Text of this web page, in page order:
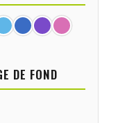
DE FOND